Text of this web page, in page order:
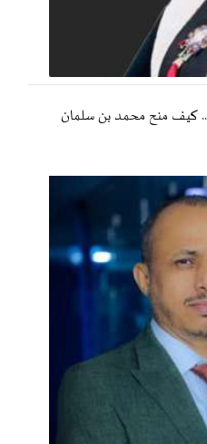
كيف منح محمد بن سلمان